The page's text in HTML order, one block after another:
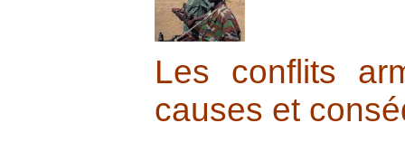
Les conflits
causes et